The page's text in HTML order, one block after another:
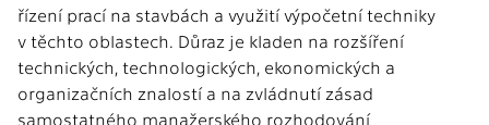
řízení prací na stavbách a využití výpočetní techniky
v těchto oblastech. Důraz je kladen na rozšíření
technických, technologických, ekonomických a
organizačních znalostí a na zvládnutí zásad
samostatného manažerského rozhodování